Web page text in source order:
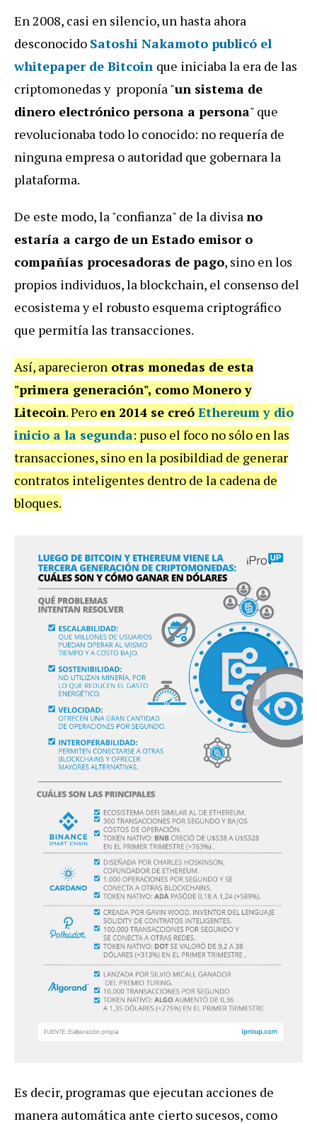
En 2008, casi en silencio, un hasta ahora
desconocido Satoshi Nakamoto publicó el
whitepaper de Bitcoin que iniciaba la era de las
criptomonedas y proponía "un sistema de
dinero electrónico persona a persona" que
revolucionaba todo lo conocido: no requería de
ninguna empresa o autoridad que gobernara la
plataforma.
De este modo, la "confianza" de la divisano
estaría a cargo de un Estado emisor o
compañías procesadoras de pago, sino en los
propios individuos, la blockchain, el consenso del
ecosistema y el robusto esquema criptográfico
que permitía las transacciones.
Así, aparecieron otras monedas de esta
"primera generación", como Monero y
Litecoin. Pero en 2014 se creó Ethereum y dio
inicio a la segunda: puso el foco no sólo en las
transacciones, sino en la posibildiad de generar
contratos inteligentes dentro de la cadena de
bloques.
Es decir, programas que ejecutan acciones de
manera automática ante cierto sucesos, como